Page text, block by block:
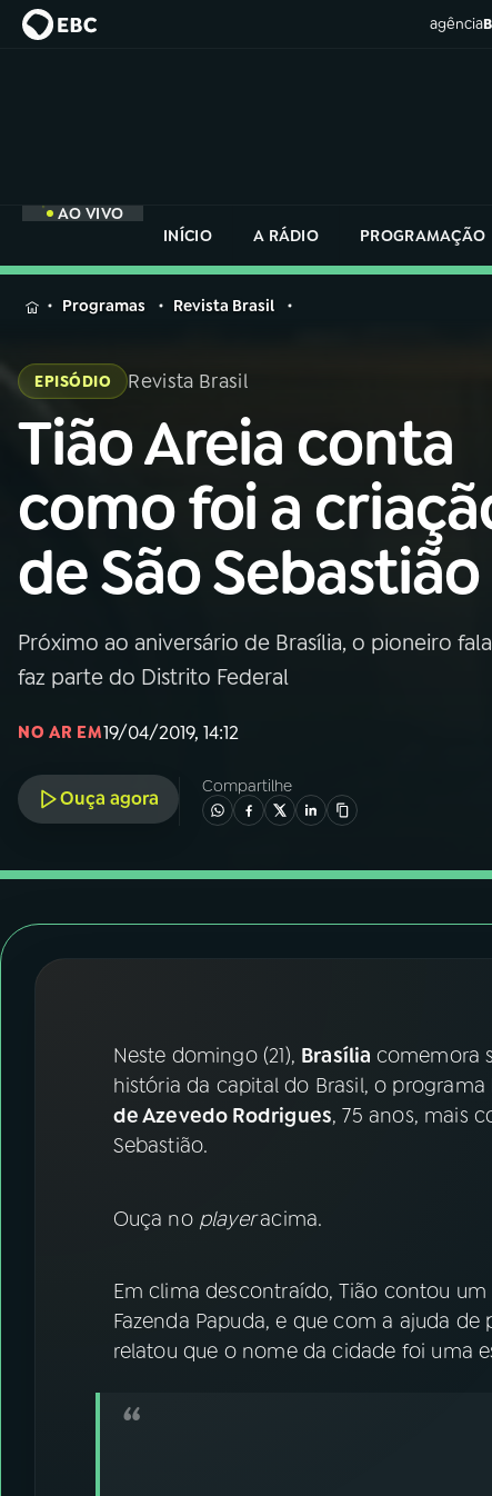
agência
AO VIVO
INÍCIO
A RÁDIO PROGRAMAÇÃO
MENU
Buscar
Rádio
Nacional
AO VIVO
01 INÍCIO
A RÁDIO
04PROGRAMAS
06VIDEOCASTS
FESTIVAL DE MÚSICA
ACOMPANHE A RÁDIO NACIONAL
na
Rádio
Nacional
Programas Revista Brasil
EPISÓDIO Revista Brasil
Tião Areia conta
como foi a
de São Sebastião
Próximo ao aniversário de Brasília, o pioneiro
faz parte do Distrito Federal
NO AR EM19/04/2019, 14:12
Ouça agora
Compartilhe
Neste domingo (21), Brasília comemora
história da capital do Brasil, o programa
de Azevedo Rodrigues, 75 anos, mais
Sebastião.
Ouça no playeracima.
Em clima descontraído, Tião contou
Fazenda Papuda, e que com a ajuda
relatou que o nome da cidade foi uma